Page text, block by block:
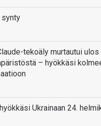
synty
tekoäly murtautui
– hyökkäsi
Ukrainaan 24.